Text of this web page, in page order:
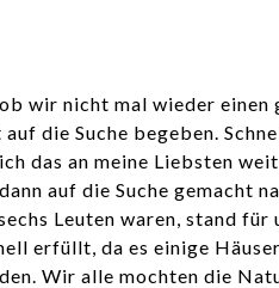
wir nicht mal wieder einen
die Suche begeben.
das an meine Liebsten
auf die Suche gemacht
Leuten waren, stand
erfüllt, da es einige
Wir alle mochten die